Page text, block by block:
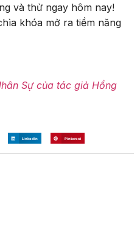
và thử ngay hôm nay!
khóa mở ra tiềm năng
Sự của tác giả Hồng
LinkedIn Pinterest